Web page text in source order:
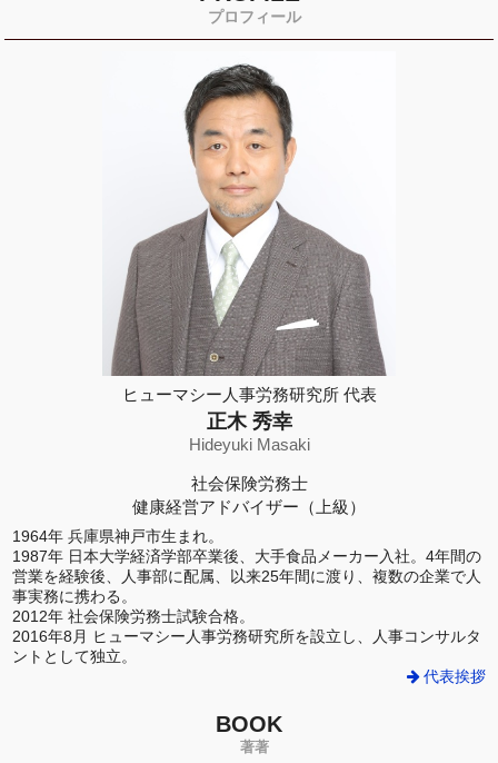
プロフィール
ヒューマシー人事労務研究所 代表
正木 秀幸
Hideyuki Masaki
社会保険労務士
健康経営アドバイザー（上級）
1964年 兵庫県神戸市生まれ。
1987年 日本大学経済学部卒業後、大手食品メーカー入社。4年間の
営業を経験後、人事部に配属、以来25年間に渡り、複数の企業で人
事実務に携わる。
2012年 社会保険労務士試験合格。
2016年8月 ヒューマシー人事労務研究所を設立し、人事コンサルタ
ントとして独立。
代表挨拶
BOOK
著著